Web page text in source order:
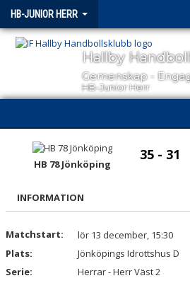
HB-JUNIOR HERR
Hallby Handboll
Gemenskap -
HB-Junior Herr
KALENDER
MATCHER
HB 78 Jönköping
35 - 31
INFORMATION
Matchstart:
lör 13 december, 15:30
Plats:
Jönköpings Idrottshus D
Serie:
Herrar - Herr Väst 2